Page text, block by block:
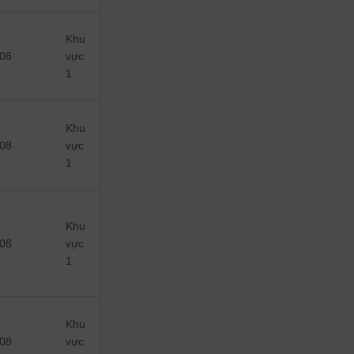
08
Khu
vực
1
08
Khu
vực
1
08
Khu
vực
1
08
Khu
vực